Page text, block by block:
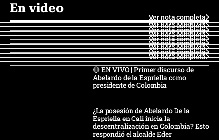
En video
Ver nota completa
Ver nota completa
Ver nota completa
Ver nota completa
Ver nota completa
Ver nota completa
Ver nota completa
Ver nota completa
Ver nota completa
Ver nota completa
🔴 EN VIVO | Primer discurso de
Abelardo de la Espriella como
presidente de Colombia
¿La posesión de Abelardo De la
Espriella en Cali inicia la
descentralización en Colombia? Esto
respondió el alcalde Eder